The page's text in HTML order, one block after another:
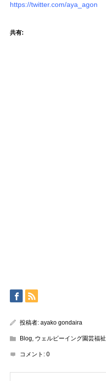
https://twitter.com/aya_agon
共有:
投稿者: ayako gondaira
Blog, ウェルビーイング園芸福祉
コメント: 0